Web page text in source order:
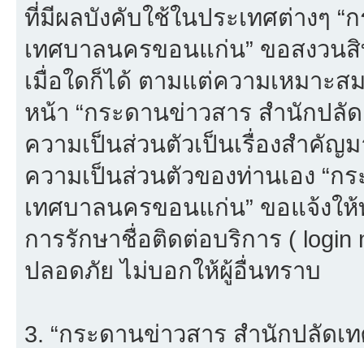
ที่มีผลบังคับใช้ในประเทศต่างๆ
เทศบาลนครขอนแก่น” ขอสงวน
เมื่อใดก็ได้ ตามแต่ความเหมาะ
หน้า “กระดานข่าวสาร สำนักปลั
ความเป็นส่วนตัวเป็นเรื่องสำคัญ
ความเป็นส่วนตัวของท่านเอง “
เทศบาลนครขอนแก่น” ขอแจ้งใ
การรักษาชื่อติดต่อบริการ ( login
ปลอดภัย ไม่บอกให้ผู้อื่นทราบ
3. “กระดานข่าวสาร สำนักปลัด